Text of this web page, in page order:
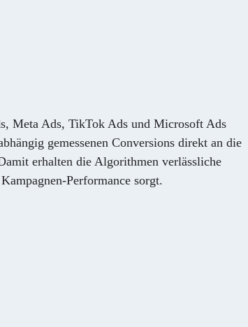
Meta Ads, TikTok Ads und Microsoft Ads
gemessenen Conversions direkt an die
erhalten die Algorithmen verlässliche
Performance sorgt.